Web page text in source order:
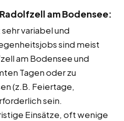
am Bodensee:
variabel und
sind meist
am Bodensee und
Tagen oder zu
(z.B. Feiertage,
sein.
Einsätze, oft wenige